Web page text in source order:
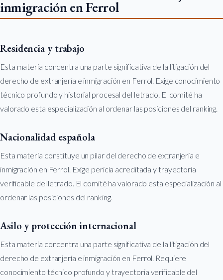
inmigración en Ferrol
Residencia y trabajo
Esta materia concentra una parte significativa de la litigación del
derecho de extranjería e inmigración en Ferrol. Exige conocimiento
técnico profundo y historial procesal del letrado. El comité ha
valorado esta especialización al ordenar las posiciones del ranking.
Nacionalidad española
Esta materia constituye un pilar del derecho de extranjería e
inmigración en Ferrol. Exige pericia acreditada y trayectoria
verificable del letrado. El comité ha valorado esta especialización al
ordenar las posiciones del ranking.
Asilo y protección internacional
Esta materia concentra una parte significativa de la litigación del
derecho de extranjería e inmigración en Ferrol. Requiere
conocimiento técnico profundo y trayectoria verificable del